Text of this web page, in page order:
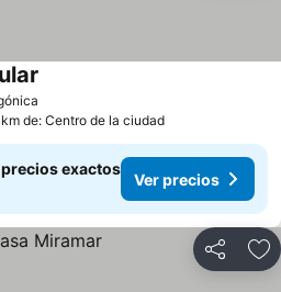
km de: Centro de la ciudad
exactos
Ver precios
Compartir